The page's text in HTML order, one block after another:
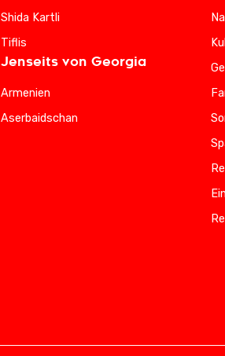
Shida Kartli
Tiflis
Jenseits von Georgia
Armenien
Aserbaidschan